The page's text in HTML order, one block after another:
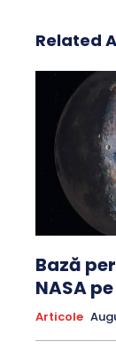
Related
Bază
NASA
Articole